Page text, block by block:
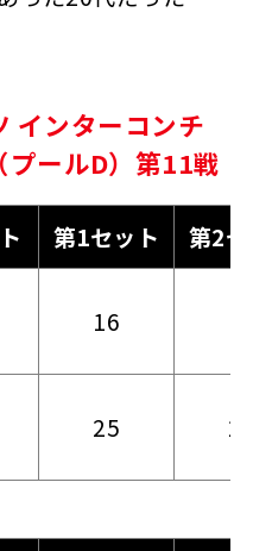
インターコンチ
ールD）第11戦
第1セット
第2
16
25